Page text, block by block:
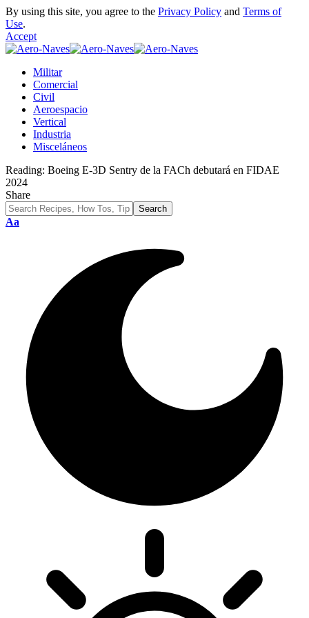
By using this site, you agree to the Privacy Policy and Terms of
Use.
Accept
Militar
Comercial
Civil
Aeroespacio
Vertical
Industria
Misceláneos
Reading: Boeing E-3D Sentry de la FACh debutará en FIDAE
2024
Share
Font
Aa